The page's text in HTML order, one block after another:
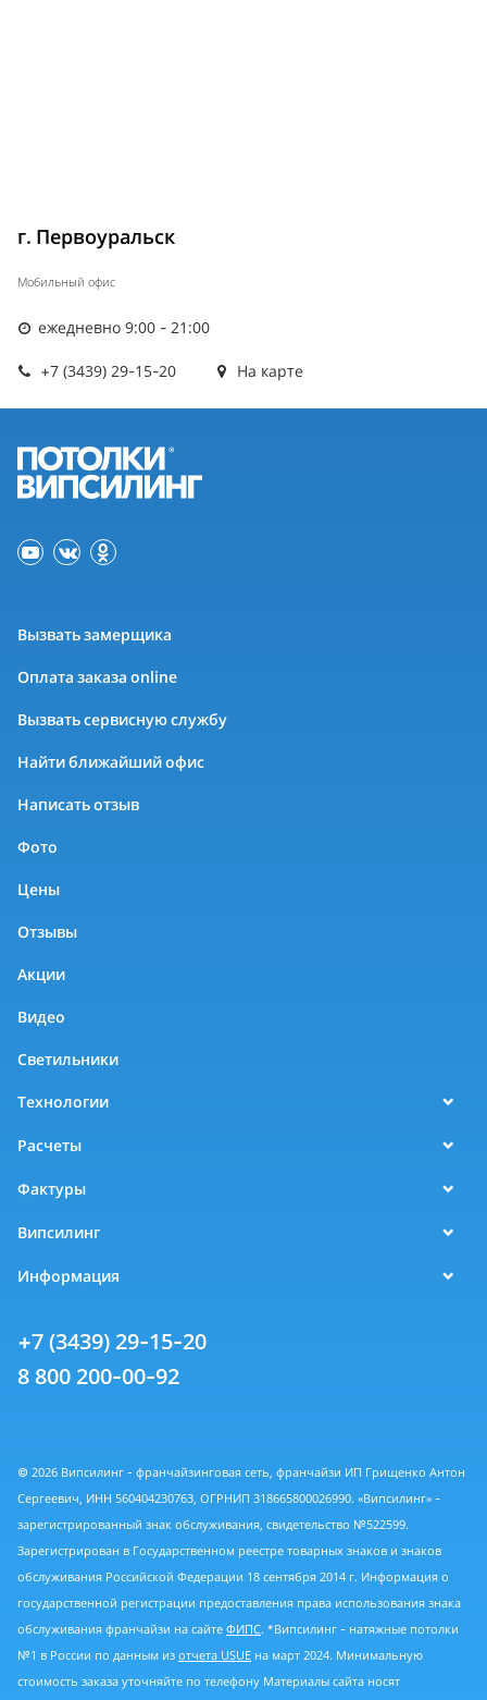
г. Первоуральск
Мобильный офис
ежедневно 9:00 - 21:00
+7 (3439) 29-15-20 На карте
Вызвать замерщика
Оплата заказа online
Вызвать сервисную службу
Найти ближайший офис
Написать отзыв
Фото
Цены
Отзывы
Акции
Видео
Светильники
Технологии
Расчеты
Фактуры
Випсилинг
Информация
+7 (3439) 29-15-20
8 800 200-00-92
© 2026 Випсилинг - франчайзинговая сеть, франчайзи ИП Грищенко Антон
Сергеевич, ИНН 560404230763, ОГРНИП 318665800026990. «Випсилинг» -
зарегистрированный знак обслуживания, свидетельство №522599.
Зарегистрирован в Государственном реестре товарных знаков и знаков
обслуживания Российской Федерации 18 сентября 2014 г. Информация о
государственной регистрации предоставления права использования знака
обслуживания франчайзи на сайте ФИПС. *Випсилинг - натяжные потолки
№1 в России по данным из отчета USUE на март 2024. Минимальную
стоимость заказа уточняйте по телефону Материалы сайта носят